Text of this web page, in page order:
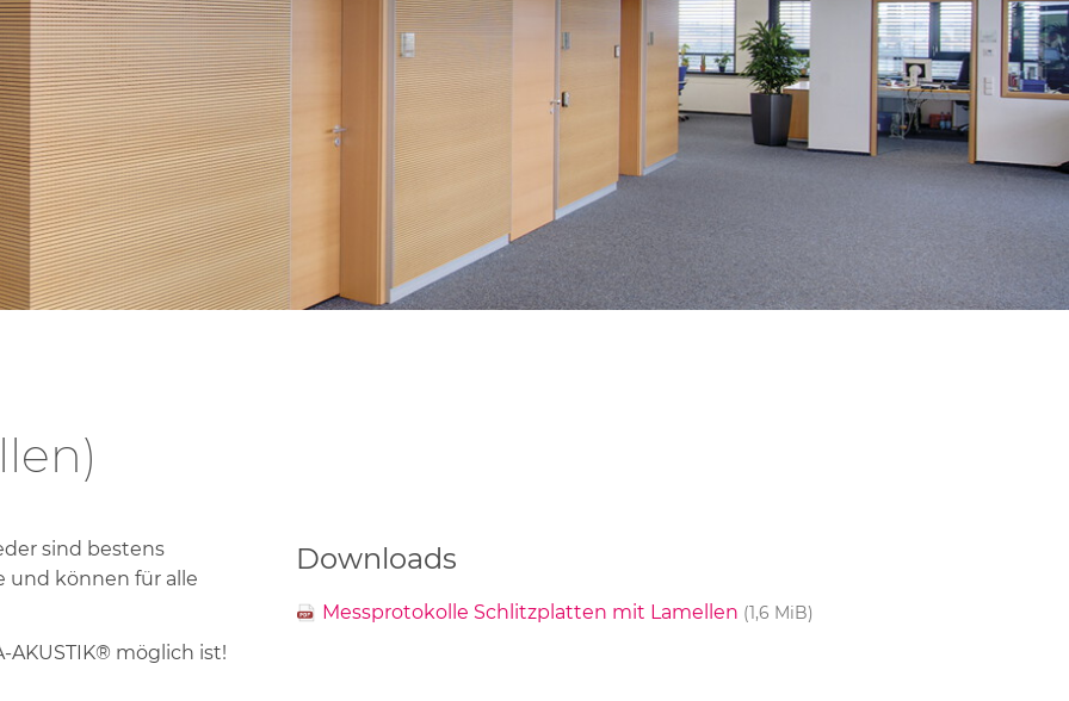
sind bestens
und können für alle
AKUSTIK® möglich ist!
Downloads
Messprotokolle Schlitzplatten mit Lamellen (1,6 MiB)